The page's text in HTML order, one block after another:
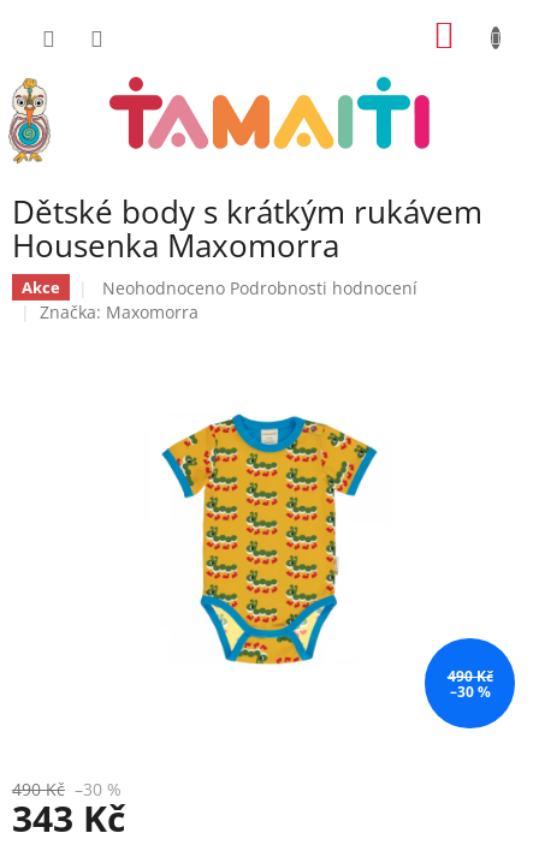
Dětské body s krátkým rukávem
Housenka Maxomorra
Akce
Průměrné
hodnocení
hvězdiček.
Neohodnoceno Podrobnosti hodnocení
Značka: Maxomorra
490 Kč
–30 %
490 Kč –30 %
343 Kč